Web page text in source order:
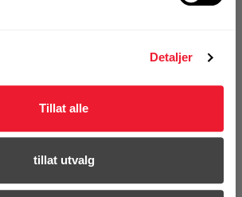
Detaljer
Tillat alle
tillat utvalg
i Motek Bergen - Åsane + 3 andre